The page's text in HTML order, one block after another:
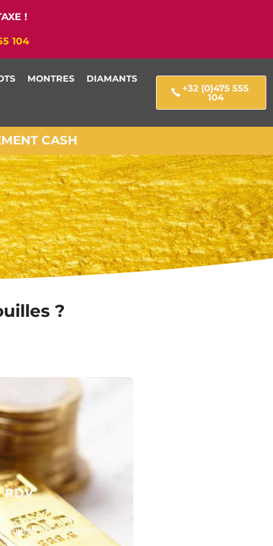
!
104
MONTRES DIAMANTS
+32 (0)475 555
104
CASH
?
RDV
pour valoriser